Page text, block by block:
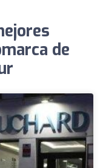
de